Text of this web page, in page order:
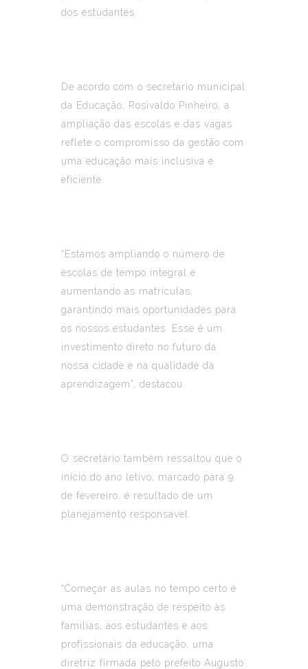
dos estudantes.
De acordo com o secretário municipal
da Educação, Rosivaldo Pinheiro, a
ampliação das escolas e das vagas
reflete o compromisso da gestão com
uma educação mais inclusiva e
eficiente.
“Estamos ampliando o número de
escolas de tempo integral e
aumentando as matrículas,
garantindo mais oportunidades para
os nossos estudantes. Esse é um
investimento direto no futuro da
nossa cidade e na qualidade da
aprendizagem”, destacou.
O secretário também ressaltou que o
início do ano letivo, marcado para 9
de fevereiro, é resultado de um
planejamento responsável.
“Começar as aulas no tempo certo é
uma demonstração de respeito às
famílias, aos estudantes e aos
profissionais da educação, uma
diretriz firmada pelo prefeito Augusto